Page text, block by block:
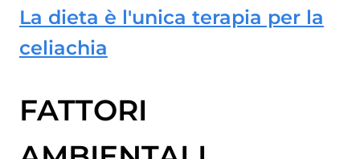
La dieta è l'unica terapia per la
celiachia
FATTORI